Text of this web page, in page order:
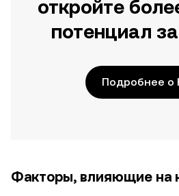
откройте
потенциал
Подробнее о
Факторы, влияющие на